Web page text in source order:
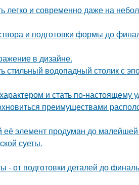
легко и современно даже на
и подготовки формы до
в дизайне.
стильный водопадный столик с
и стать по-настоящему
преимуществами
элемент продуман до малейшей
суеты.
- от подготовки деталей до